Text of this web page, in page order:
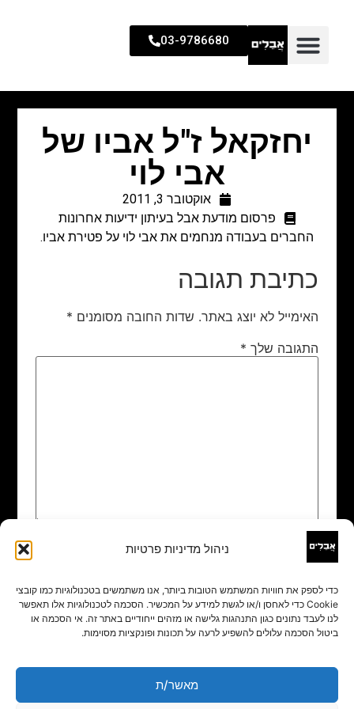
ניהול מדיניות פרטיות
כדי לספק את חוויות המשתמש הטובות ביותר, אנו משתמשים בטכנולוגיות כמו קובצי
Cookie כדי לאחסן ו/או לגשת למידע על המכשיר. הסכמה לטכנולוגיות אלו תאפשר
לנו לעבד נתונים כגון התנהגות גלישה או מזהים ייחודיים באתר זה. אי הסכמה או
ביטול הסכמה עלולים להשפיע לרעה על תכונות ופונקציות מסוימות.
מאשר/ת
03-9786680
יחזקאל ז"ל אביו של
אבי לוי
אוקטובר 3, 2011
פרסום מודעת אבל בעיתון ידיעות אחרונות
החברים בעבודה מנחמים את אבי לוי על פטירת אביו.
כתיבת תגובה
האימייל לא יוצג באתר. שדות החובה מסומנים *
התגובה שלך *
שם
אימייל*